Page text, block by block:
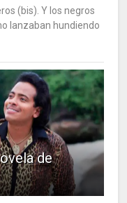
(bis). Y los negros
lanzaban hundiendo
de